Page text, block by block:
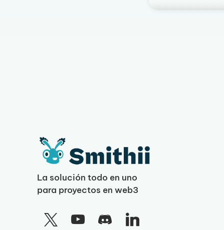
La solución todo en uno
para proyectos en web3